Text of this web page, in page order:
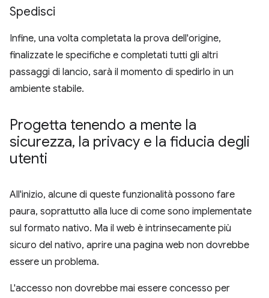
Spedisci
Infine, una volta completata la prova dell'origine,
finalizzate le specifiche e completati tutti gli altri
passaggi di lancio, sarà il momento di spedirlo in un
ambiente stabile.
Progetta tenendo a mente la
sicurezza, la privacy e la fiducia degli
utenti
All'inizio, alcune di queste funzionalità possono fare
paura, soprattutto alla luce di come sono implementate
sul formato nativo. Ma il web è intrinsecamente più
sicuro del nativo, aprire una pagina web non dovrebbe
essere un problema.
L'accesso non dovrebbe mai essere concesso per